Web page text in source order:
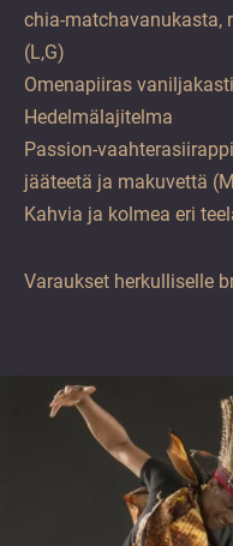
chia-matchavanukasta,
(L,G)
Omenapiiras
Hedelmälajitelma
Passion-
jääteetä ja makuvettä
Kahvia ja kolmea eri
Varaukset herkulliselle